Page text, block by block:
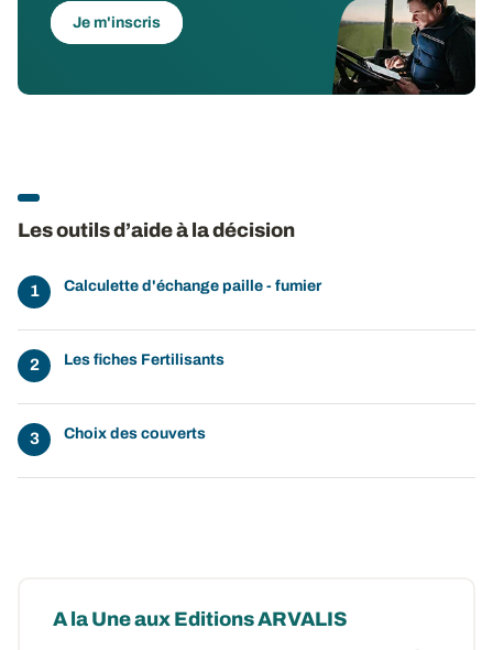
Je m'inscris
Les outils d’aide à la décision
Calculette d'échange paille - fumier
Les fiches Fertilisants
Choix des couverts
A la Une aux Editions ARVALIS